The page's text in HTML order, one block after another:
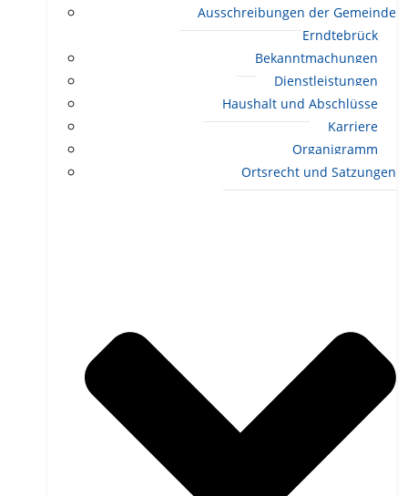
Ausschreibungen der Gemeinde
Erndtebrück
Bekanntmachungen
Dienstleistungen
Haushalt und Abschlüsse
Karriere
Organigramm
Ortsrecht und Satzungen